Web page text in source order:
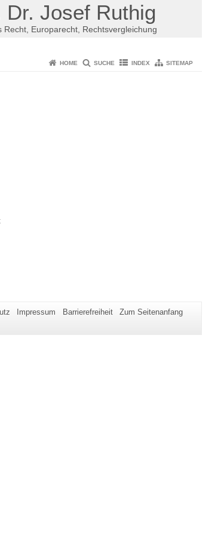
Dr. Josef Ruthig
Recht, Europarecht, Rechtsvergleichung
HOME SUCHE INDEX SITEMAP
Impressum Barrierefreiheit Zum Seitenanfang